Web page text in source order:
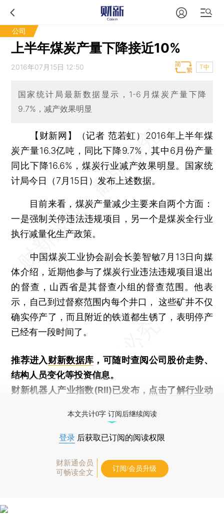
公司
上半年煤炭产量下降接近10%
2016年07月15日 12:50 T中
国家统计局最新数据显示，1-6月煤炭产量下降
9.7%，减产效果明显
【财新网】（记者 范若虹） 2016年上半年煤
炭产量16.3亿吨，同比下降9.7%，其中6月份产量
同比下降16.6%，煤炭行业减产效果明显。国家统
计局今日（7月15日）发布上述数据。
目前来看，煤炭产量减少主要来自两个方面：
一是强制关停违法违规项目，另一个是煤炭全行业
执行减量化生产政策。
中国煤炭工业协会副会长姜智敏7月13日向媒
体介绍，近期他参与了煤炭行业违法违规项目退出
的督查，山西省是其督查小组的督查范围。他表
示，自己到过督察范围内每个井口， 这些矿井不仅
确实停产了，而且附近的铁道都生锈了，表明停产
已经有一段时间了。
推荐进入财新数据库 ，可随时查阅公司股价走势、
结构人员变化等投资信息。
财新机器人产业指数(RII)已发布， 点击了解行业动
本文共计0字 订阅后继续阅读
登录 后获取已订阅的阅读权限
财新通会员
可畅读全文
订阅/会员升级